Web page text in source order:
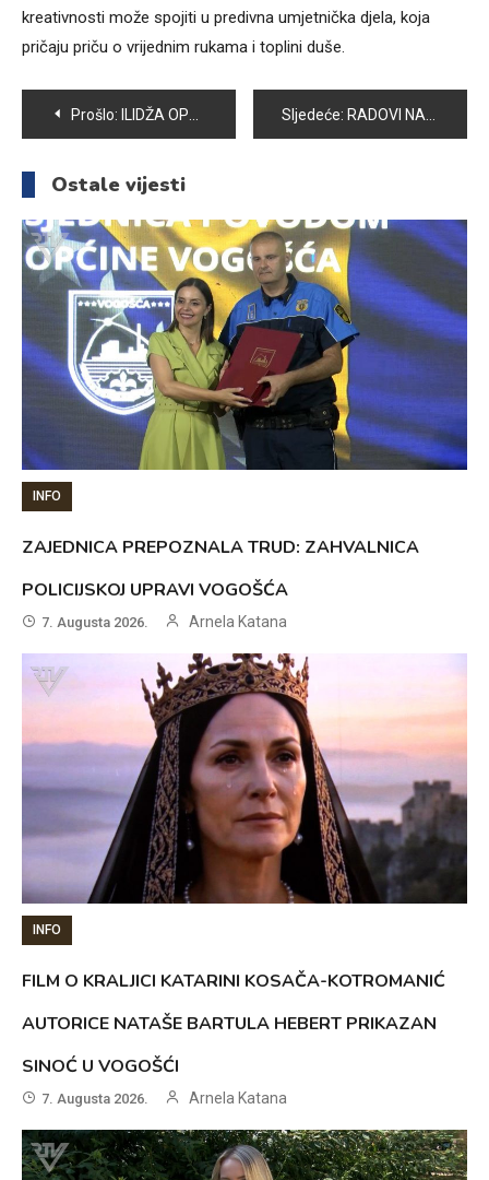
kreativnosti može spojiti u predivna umjetnička djela, koja
pričaju priču o vrijednim rukama i toplini duše.
Navigacija
članaka
Prošlo: ILIDŽA OPEN – VICTORY PONOVO DOMINANTAN Sljedeće: RADOVI NA IZGRADNJI “MUZEJA STRADANJA GRAĐANA BIH” U VOGOŠĆI JOŠ UVIJEK TRAJU
Ostale vijesti
INFO
ZAJEDNICA PREPOZNALA TRUD: ZAHVALNICA
POLICIJSKOJ UPRAVI VOGOŠĆA
7. Augusta 2026. Arnela Katana
INFO
FILM O KRALJICI KATARINI KOSAČA-KOTROMANIĆ
AUTORICE NATAŠE BARTULA HEBERT PRIKAZAN
SINOĆ U VOGOŠĆI
7. Augusta 2026. Arnela Katana